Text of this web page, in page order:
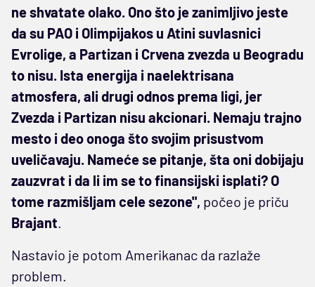
ne shvatate olako. Ono što je zanimljivo jeste
da su PAO i Olimpijakos u Atini suvlasnici
Evrolige, a Partizan i Crvena zvezda u Beogradu
to nisu. Ista energija i naelektrisana
atmosfera, ali drugi odnos prema ligi, jer
Zvezda i Partizan nisu akcionari. Nemaju trajno
mesto i deo onoga što svojim prisustvom
uveličavaju. Nameće se pitanje, šta oni dobijaju
zauzvrat i da li im se to finansijski isplati? O
tome razmišljam cele sezone", počeo je priču
Brajant.
Nastavio je potom Amerikanac da razlaže
problem.